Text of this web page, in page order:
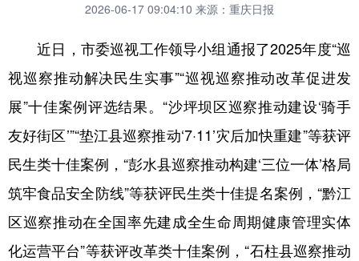
2026-06-17 09:04:10 来源：重庆日报
近日，市委巡视工作领导小组通报了2025年度“巡
视巡察推动解决民生实事”“巡视巡察推动改革促进发
展”十佳案例评选结果。“沙坪坝区巡察推动建设‘骑手
友好街区’”“垫江县巡察推动‘7·11’灾后加快重建”等获评
民生类十佳案例，“彭水县巡察推动构建‘三位一体’格局
筑牢食品安全防线”等获评民生类十佳提名案例，“黔江
区巡察推动在全国率先建成全生命周期健康管理实体
化运营平台”等获评改革类十佳案例，“石柱县巡察推动